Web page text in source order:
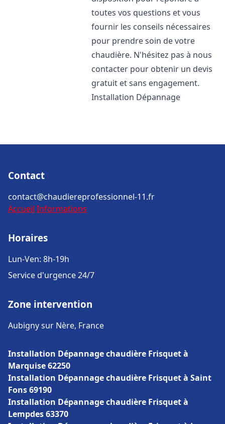
toutes vos questions et vous
fournir les conseils nécessaires
pour prendre soin de votre
chaudière. N'hésitez pas à nous
contacter pour obtenir un devis
gratuit et sans engagement.
Installation Dépannage
Contact
contact@chaudiereprofessionnel-11.fr
Accueil Informations
Horaires
Lun-Ven: 8h-19h
Service d'urgence 24/7
Zone intervention
Aubigny sur Nère, France
Installation Dépannage chaudière Frisquet à
Marquise 62250
Installation Dépannage chaudière Frisquet à Saint
Fons 69190
Installation Dépannage chaudière Frisquet à
Lempdes 63370